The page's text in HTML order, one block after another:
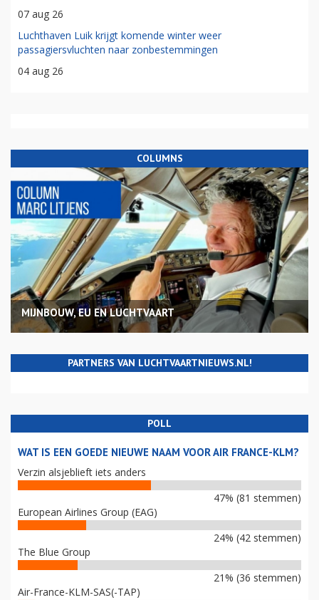
07 aug 26
Luchthaven Luik krijgt komende winter weer
passagiersvluchten naar zonbestemmingen
04 aug 26
COLUMNS
MIJNBOUW, EU EN LUCHTVAART
PARTNERS VAN LUCHTVAARTNIEUWS.NL!
POLL
WAT IS EEN GOEDE NIEUWE NAAM VOOR AIR FRANCE-KLM?
Verzin alsjeblieft iets anders
47% (81 stemmen)
European Airlines Group (EAG)
24% (42 stemmen)
The Blue Group
21% (36 stemmen)
Air-France-KLM-SAS(-TAP)